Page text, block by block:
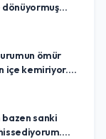
zevk
gibi geliyor
ömür
içe kemiriyor.
durum?
en
sanki